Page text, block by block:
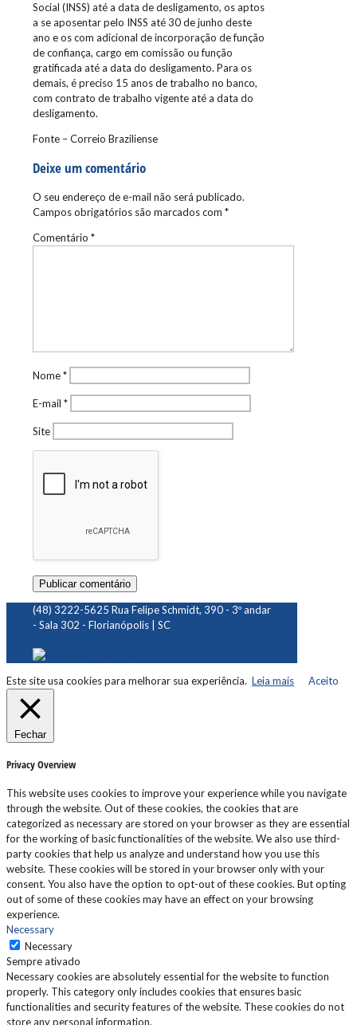
Social (INSS) até a data de desligamento, os aptos
a se aposentar pelo INSS até 30 de junho deste
ano e os com adicional de incorporação de função
de confiança, cargo em comissão ou função
gratificada até a data do desligamento. Para os
demais, é preciso 15 anos de trabalho no banco,
com contrato de trabalho vigente até a data do
desligamento.
Fonte – Correio Braziliense
Deixe um comentário
O seu endereço de e-mail não será publicado.
Campos obrigatórios são marcados com *
Comentário *
Nome*
E-mail *
Site
(48) 3222-5625 Rua Felipe Schmidt, 390 - 3º andar
- Sala 302 - Florianópolis | SC
Este site usa cookies para melhorar sua experiência. Leia mais Aceito
Fechar
Privacy Overview
This website uses cookies to improve your experience while you navigate
through the website. Out of these cookies, the cookies that are
categorized as necessary are stored on your browser as they are essential
for the working of basic functionalities of the website. We also use third-
party cookies that help us analyze and understand how you use this
website. These cookies will be stored in your browser only with your
consent. You also have the option to opt-out of these cookies. But opting
out of some of these cookies may have an effect on your browsing
experience.
Necessary
Necessary
Sempre ativado
Necessary cookies are absolutely essential for the website to function
properly. This category only includes cookies that ensures basic
functionalities and security features of the website. These cookies do not
store any personal information.